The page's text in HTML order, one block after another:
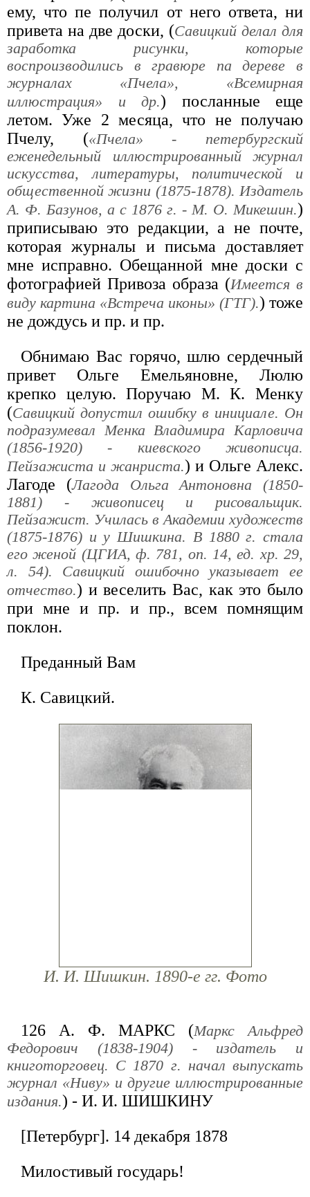
ему, что пе получил от него ответа, ни
привета на две доски, (Савицкий делал для
заработка рисунки, которые
воспроизводились в гравюре па дереве в
журналах «Пчела», «Всемирная
иллюстрация» и др.) посланные еще
летом. Уже 2 месяца, что не получаю
Пчелу, («Пчела» - петербургский
еженедельный иллюстрированный журнал
искусства, литературы, политической и
общественной жизни (1875-1878). Издатель
А. Ф. Базунов, а с 1876 г. - М. О. Микешин.)
приписываю это редакции, а не почте,
которая журналы и письма доставляет
мне исправно. Обещанной мне доски с
фотографией Привоза образа (Имеется в
виду картина «Встреча иконы» (ГТГ).) тоже
не дождусь и пр. и пр.
Обнимаю Вас горячо, шлю сердечный
привет Ольге Емельяновне, Люлю
крепко целую. Поручаю М. К. Менку
(Савицкий допустил ошибку в инициале. Он
подразумевал Менка Владимира Карловича
(1856-1920) - киевского живописца.
Пейзажиста и жанриста.) и Ольге Алекс.
Лагоде (Лагода Ольга Антоновна (1850-
1881) - живописец и рисовальщик.
Пейзажист. Училась в Академии художеств
(1875-1876) и у Шишкина. В 1880 г. стала
его женой (ЦГИА, ф. 781, оп. 14, ед. хр. 29,
л. 54). Савицкий ошибочно указывает ее
отчество.) и веселить Вас, как это было
при мне и пр. и пр., всем помнящим
поклон.
Преданный Вам
К. Савицкий.
И. И. Шишкин. 1890-е гг. Фото
126 А. Ф. МАРКС (Маркс Альфред
Федорович (1838-1904) - издатель и
книготорговец. С 1870 г. начал выпускать
журнал «Ниву» и другие иллюстрированные
издания.) - И. И. ШИШКИНУ
[Петербург]. 14 декабря 1878
Милостивый государь!